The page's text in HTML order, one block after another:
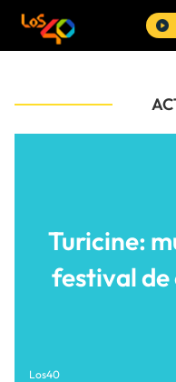
Turicine:
festival de
Los40